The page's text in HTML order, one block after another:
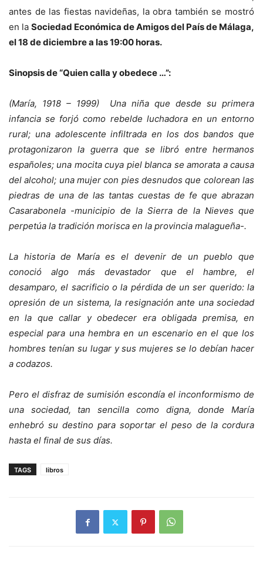
antes de las fiestas navideñas, la obra también se mostró
en la Sociedad Económica de Amigos del País de Málaga,
el 18 de diciembre a las 19:00 horas.
Sinopsis de “Quien calla y obedece …”:
(María, 1918 – 1999) Una niña que desde su primera
infancia se forjó como rebelde luchadora en un entorno
rural; una adolescente infiltrada en los dos bandos que
protagonizaron la guerra que se libró entre hermanos
españoles; una mocita cuya piel blanca se amorata a causa
del alcohol; una mujer con pies desnudos que colorean las
piedras de una de las tantas cuestas de fe que abrazan
Casarabonela -municipio de la Sierra de la Nieves que
perpetúa la tradición morisca en la provincia malagueña-.
La historia de María es el devenir de un pueblo que
conoció algo más devastador que el hambre, el
desamparo, el sacrificio o la pérdida de un ser querido: la
opresión de un sistema, la resignación ante una sociedad
en la que callar y obedecer era obligada premisa, en
especial para una hembra en un escenario en el que los
hombres tenían su lugar y sus mujeres se lo debían hacer
a codazos.
Pero el disfraz de sumisión escondía el inconformismo de
una sociedad, tan sencilla como digna, donde María
enhebró su destino para soportar el peso de la cordura
hasta el final de sus días.
TAGS libros